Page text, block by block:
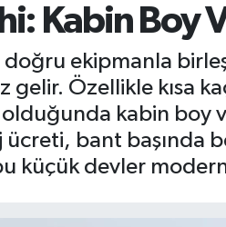
Kabin Boy
ekipmanla
gelir. Özellikle kısa
olduğunda kabin boy
bant başında
küçük devler